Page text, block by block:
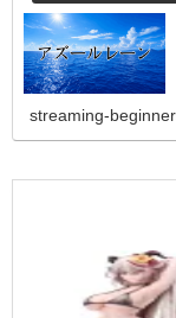
streaming-